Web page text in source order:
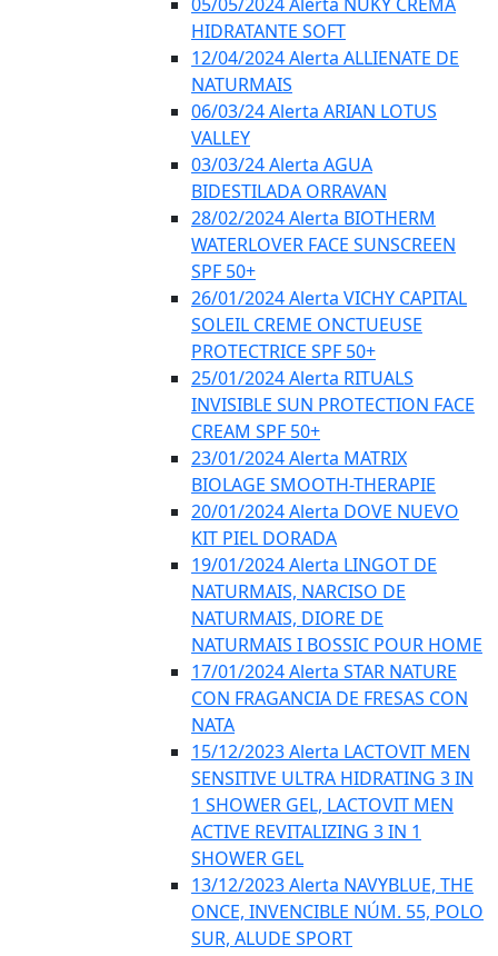
HIDRATANTE SOFT
12/04/2024 Alerta ALLIENATE DE
NATURMAIS
06/03/24 Alerta ARIAN LOTUS
VALLEY
03/03/24 Alerta AGUA
BIDESTILADA ORRAVAN
28/02/2024 Alerta BIOTHERM
WATERLOVER FACE SUNSCREEN
SPF 50+
26/01/2024 Alerta VICHY CAPITAL
SOLEIL CREME ONCTUEUSE
PROTECTRICE SPF 50+
25/01/2024 Alerta RITUALS
INVISIBLE SUN PROTECTION FACE
CREAM SPF 50+
23/01/2024 Alerta MATRIX
BIOLAGE SMOOTH-THERAPIE
20/01/2024 Alerta DOVE NUEVO
KIT PIEL DORADA
19/01/2024 Alerta LINGOT DE
NATURMAIS, NARCISO DE
NATURMAIS, DIORE DE
NATURMAIS I BOSSIC POUR HOME
17/01/2024 Alerta STAR NATURE
CON FRAGANCIA DE FRESAS CON
NATA
15/12/2023 Alerta LACTOVIT MEN
SENSITIVE ULTRA HIDRATING 3 IN
1 SHOWER GEL, LACTOVIT MEN
ACTIVE REVITALIZING 3 IN 1
SHOWER GEL
13/12/2023 Alerta NAVYBLUE, THE
ONCE, INVENCIBLE NÚM. 55, POLO
SUR, ALUDE SPORT